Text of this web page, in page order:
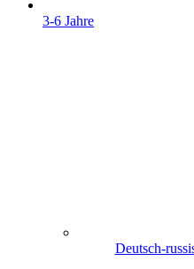
3-6 Jahre
Deutsch-